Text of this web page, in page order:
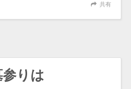
共有
りは